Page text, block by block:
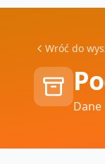
Wróć do